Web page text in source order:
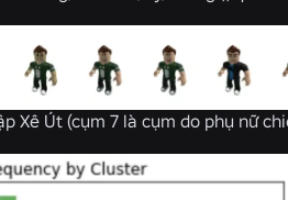
Xê Út (cụm 7 là cụm do phụ nữ